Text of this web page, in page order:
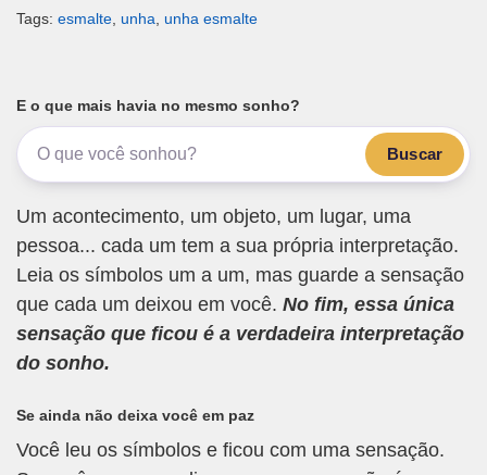
Tags: esmalte, unha, unha esmalte
E o que mais havia no mesmo sonho?
Buscar
Um acontecimento, um objeto, um lugar, uma
pessoa... cada um tem a sua própria interpretação.
Leia os símbolos um a um, mas guarde a sensação
que cada um deixou em você. No fim, essa única
sensação que ficou é a verdadeira interpretação
do sonho.
Se ainda não deixa você em paz
Você leu os símbolos e ficou com uma sensação.